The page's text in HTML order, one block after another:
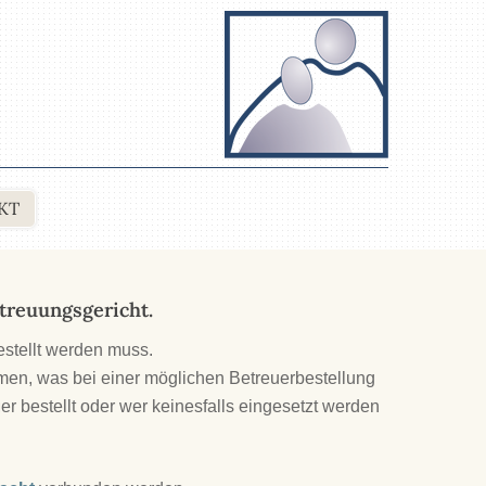
werden muss.
was bei einer möglichen Betreuerbestellung
bestellt oder wer keinesfalls eingesetzt werden